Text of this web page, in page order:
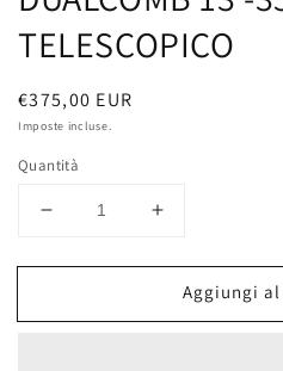
TELESCOPICO
Prezzo
di
listino
€375,00 EUR
Imposte incluse.
Quantità
Diminuisci
per
elettrico
Aumenta
per
elettrico
Aggiungi